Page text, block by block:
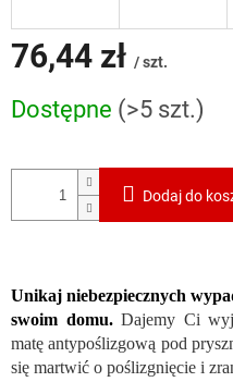
76,44 zł / szt.
jednostkowa:
Dostępne (>5 szt.)
Dodaj do
Unikaj niebezpiecznych
swoim domu. Dajemy Ci
matę antypoślizgową pod
się martwić o poślizgnięcie i